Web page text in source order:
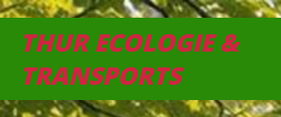
THUR ECOLOGIE &
TRANSPORTS